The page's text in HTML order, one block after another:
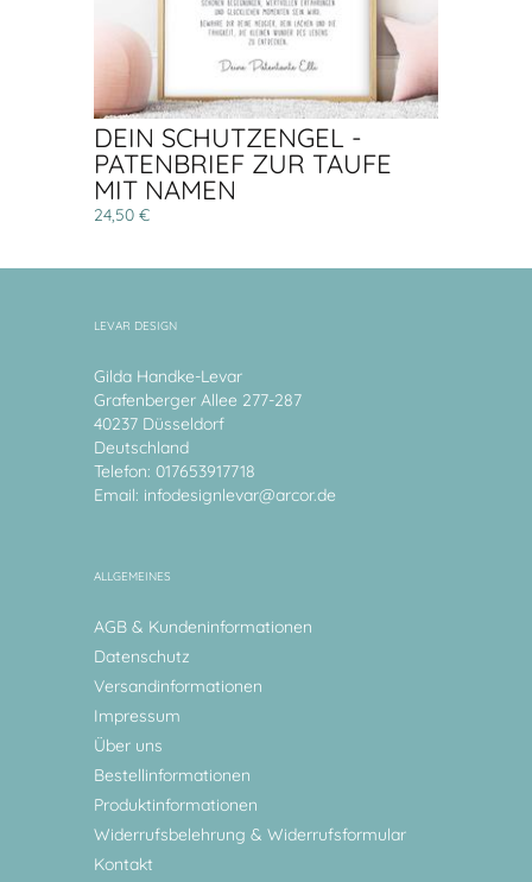
DEIN SCHUTZENGEL -
PATENBRIEF ZUR TAUFE
MIT NAMEN
24,50 €
LEVAR DESIGN
Gilda Handke-Levar
Grafenberger Allee 277-287
40237 Düsseldorf
Deutschland
Telefon: 017653917718
Email: infodesignlevar@arcor.de
ALLGEMEINES
AGB & Kundeninformationen
Datenschutz
Versandinformationen
Impressum
Über uns
Bestellinformationen
Produktinformationen
Widerrufsbelehrung & Widerrufsformular
Kontakt